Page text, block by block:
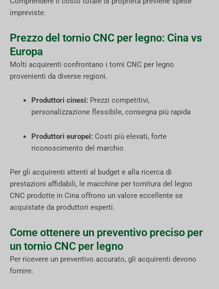
impreviste.
Prezzo del tornio CNC per legno: Cina vs
Europa
Molti acquirenti confrontano i torni CNC per legno
provenienti da diverse regioni.
Produttori cinesi:Prezzi competitivi,
personalizzazione flessibile, consegna più rapida
Produttori europei:Costi più elevati, forte
riconoscimento del marchio
Per gli acquirenti attenti al budget e alla ricerca di
prestazioni affidabili, le macchine per tornitura del legno
CNC prodotte in Cina offrono un valore eccellente se
acquistate da produttori esperti.
Come ottenere un preventivo preciso per
un tornio CNC per legno
Per ricevere un preventivo accurato, gli acquirenti devono
fornire: